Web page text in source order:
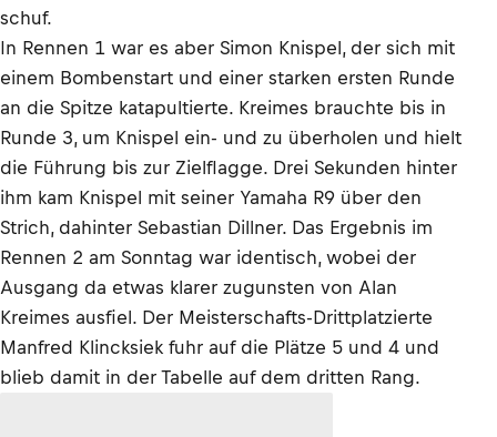
schuf.
In Rennen 1 war es aber Simon Knispel, der sich mit
einem Bombenstart und einer starken ersten Runde
an die Spitze katapultierte. Kreimes brauchte bis in
Runde 3, um Knispel ein- und zu überholen und hielt
die Führung bis zur Zielflagge. Drei Sekunden hinter
ihm kam Knispel mit seiner Yamaha R9 über den
Strich, dahinter Sebastian Dillner. Das Ergebnis im
Rennen 2 am Sonntag war identisch, wobei der
Ausgang da etwas klarer zugunsten von Alan
Kreimes ausfiel. Der Meisterschafts-Drittplatzierte
Manfred Klincksiek fuhr auf die Plätze 5 und 4 und
blieb damit in der Tabelle auf dem dritten Rang.